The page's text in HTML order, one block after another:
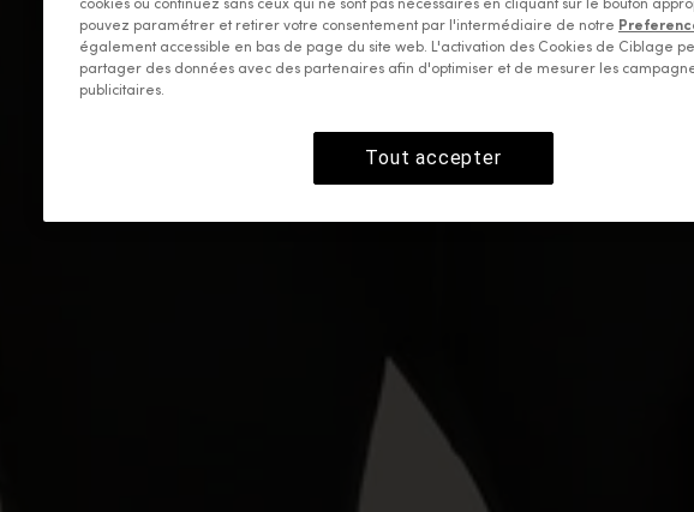
cookies ou continuez sans ceux qui ne sont pas nécessaires en cliquant sur le bouton
pouvez paramétrer et retirer votre consentement par l'intermédiaire de notre
également accessible en bas de page du site web. L'activation des Cookies de Ciblage
partager des données avec des partenaires afin d'optimiser et de mesurer les
publicitaires.
Tout accepter